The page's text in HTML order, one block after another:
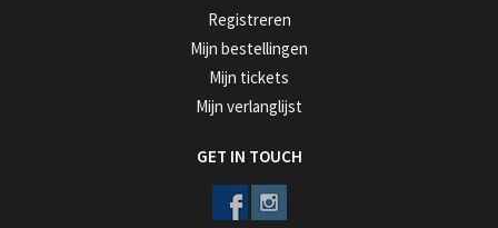
Registreren
Mijn bestellingen
Mijn tickets
Mijn verlanglijst
GET IN TOUCH